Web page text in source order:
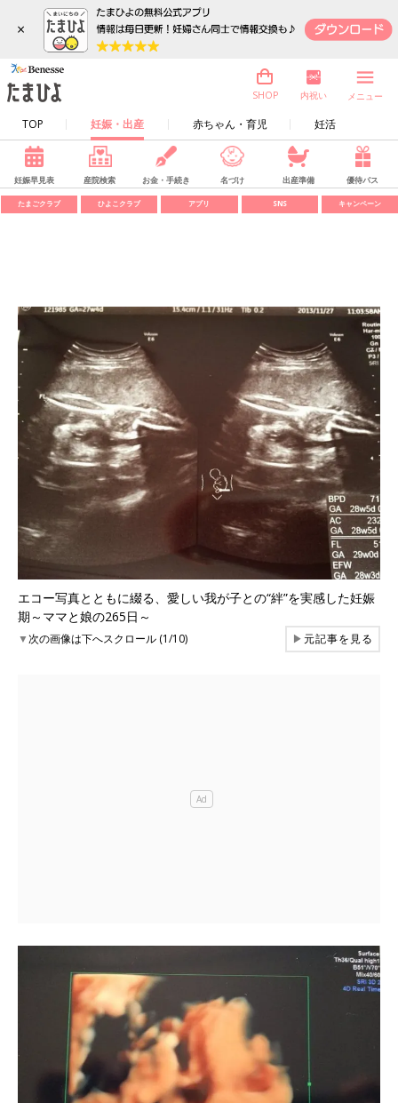
×
TOP 妊娠・出産 赤ちゃん・育児 妊活
SHOP 内祝い メニュー
妊娠早見表 産院検索 お金・手続き 名づけ 出産準備 優待パス
たまごクラブ ひよこクラブ アプリ SNS キャンペーン
エコー写真とともに綴る、愛しい我が子との“絆”を実感した妊娠
期～ママと娘の265日～
▼次の画像は下へスクロール (1/10) ▶元記事を見る